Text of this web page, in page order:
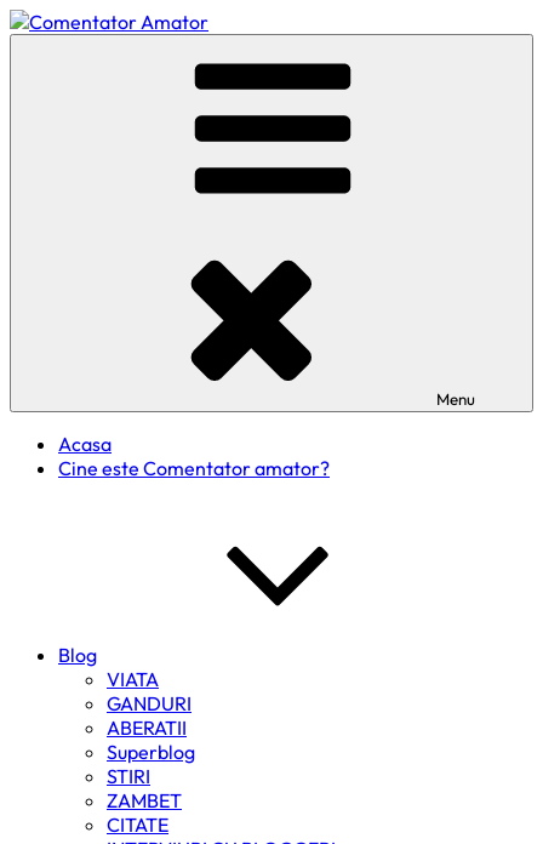
Skip
to
Menu
Acasa
Cine este Comentator amator?
Blog
VIATA
GANDURI
ABERATII
Superblog
STIRI
ZAMBET
CITATE